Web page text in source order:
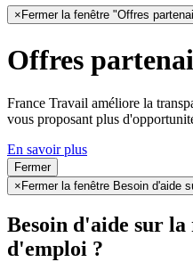
× Fermer la fenêtre "Offres
Offres
France Travail améliore la
vous proposant plus
En savoir plus
Fermer
× Fermer la fenêtre Besoin d'aide
Besoin d'aide sur
d'emploi ?